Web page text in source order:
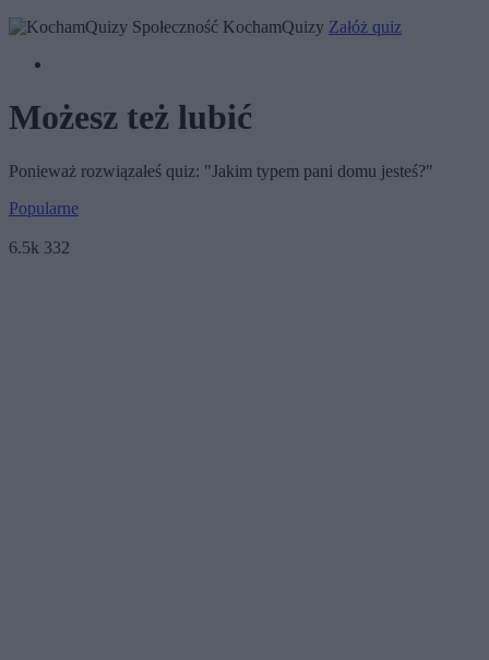
Społeczność KochamQuizy Załóż quiz
Możesz też lubić
Ponieważ rozwiązałeś quiz: "Jakim typem pani domu jesteś?"
Popularne
6.5k 332